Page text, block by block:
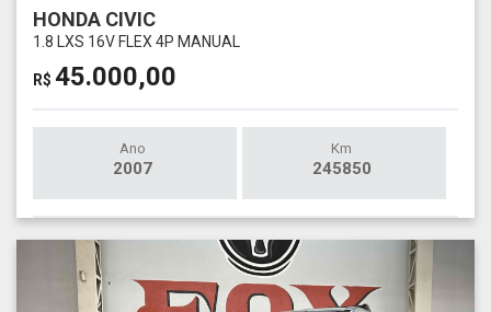
HONDA CIVIC
1.8 LXS 16V FLEX 4P MANUAL
R$ 45.000,00
Ano
2007
Km
245850